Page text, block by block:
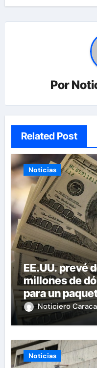
Por
Related Post
Noticias
EE.UU. prevé
millones de
para un
Noticiero
Noticias